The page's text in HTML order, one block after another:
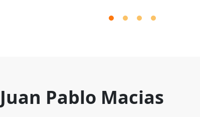
Juan Pablo Macias